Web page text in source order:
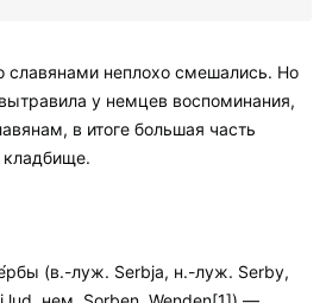
славянами неплохо смешались. Но
у немцев воспоминания,
в итоге большая часть
кладбище.
(в.-луж. Serbja, н.-луж. Serby,